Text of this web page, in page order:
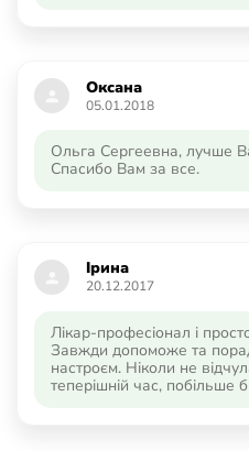
Ольга Сергеевна, лучше
Спасибо Вам за все.
05.01.2018
Оксана
Лікар-професіонал і
Завжди допоможе та
настроєм. Ніколи не
теперішній час, побільше б
20.12.2017
Ірина